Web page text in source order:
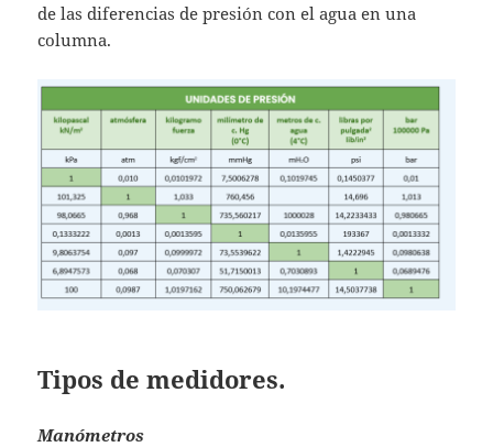
de las diferencias de presión con el agua en una
columna.
Tipos de medidores.
Manómetros